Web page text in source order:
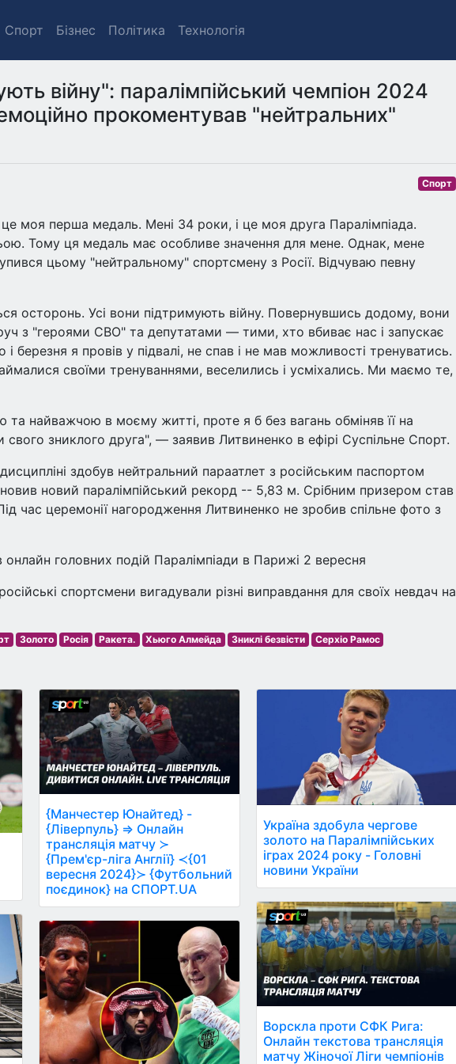
Спорт Бізнес Політика Технологія
війну": паралімпійський чемпіон 2024
прокоментував "нейтральних"
Спорт
моя перша медаль. Мені 34 роки, і це моя друга Паралімпіада.
Тому ця медаль має особливе значення для мене. Однак, мене
цьому "нейтральному" спортсмену з Росії. Відчуваю певну
осторонь. Усі вони підтримують війну. Повернувшись додому, вони
з "героями СВО" та депутатами — тими, хто вбиває нас і запускає
березня я провів у підвалі, не спав і не мав можливості тренуватись.
своїми тренуваннями, веселились і усміхались. Ми маємо те,
найважчою в моєму житті, проте я б без вагань обміняв її на
зниклого друга", — заявив Литвиненко в ефірі Суспільне Спорт.
здобув нейтральний параатлет з російським паспортом
новий паралімпійський рекорд -- 5,83 м. Срібним призером став
час церемонії нагородження Литвиненко не зробив спільне фото з
головних подій Паралімпіади в Парижі 2 вересня
спортсмени вигадували різні виправдання для своїх невдач на
Золото Росія Ракета. Хьюго Алмейда Зниклі безвісти Серхіо Рамос
{Манчестер Юнайтед} -
{Ліверпуль} ⇒ Онлайн
трансляція матчу ≻
{Прем'єр-ліга Англії} ≺{01
вересня 2024}≻ {Футбольний
поєдинок} на СПОРТ.UA
Україна здобула чергове
золото на Паралімпійських
іграх 2024 року - Головні
новини України
Ворскла проти СФК Рига:
Онлайн текстова трансляція
матчу Жіночої Ліги чемпіонів